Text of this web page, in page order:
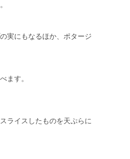
実にもなるほか、ポタージ
ます。
ライスしたものを天ぷらに